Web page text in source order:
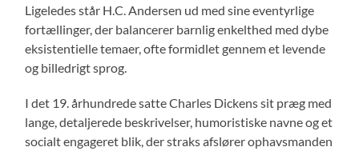
Ligeledes står H.C. Andersen ud med sine eventyrlige
fortællinger, der balancerer barnlig enkelthed med dybe
eksistentielle temaer, ofte formidlet gennem et levende
og billedrigt sprog.
I det 19. århundrede satte Charles Dickens sit præg med
lange, detaljerede beskrivelser, humoristiske navne og et
socialt engageret blik, der straks afslører ophavsmanden